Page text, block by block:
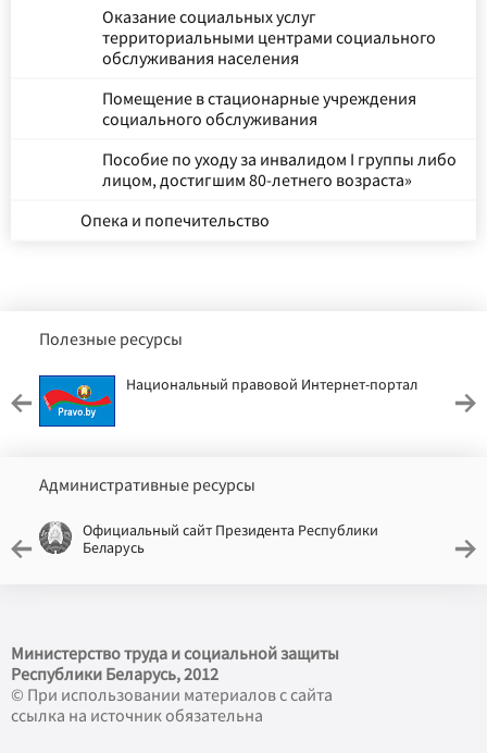
Оказание социальных услуг
территориальными центрами социального
обслуживания населения
Помещение в стационарные учреждения
социального обслуживания
Пособие по уходу за инвалидом I группы либо
лицом, достигшим 80-летнего возраста»
Опека и попечительство
Полезные ресурсы
Национальный правовой Интернет-портал
Административные ресурсы
Официальный сайт Президента Республики
Беларусь
Министерство труда и социальной защиты
Республики Беларусь, 2012
© При использовании материалов с сайта
ссылка на источник обязательна